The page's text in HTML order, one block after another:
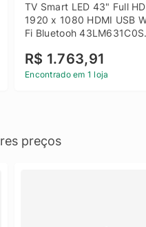
TV Smart LED 43" Full HD
1920 x 1080 HDMI USB
Fi Bluetooh
R$ 1.763,91
Encontrado em 1 loja
preços